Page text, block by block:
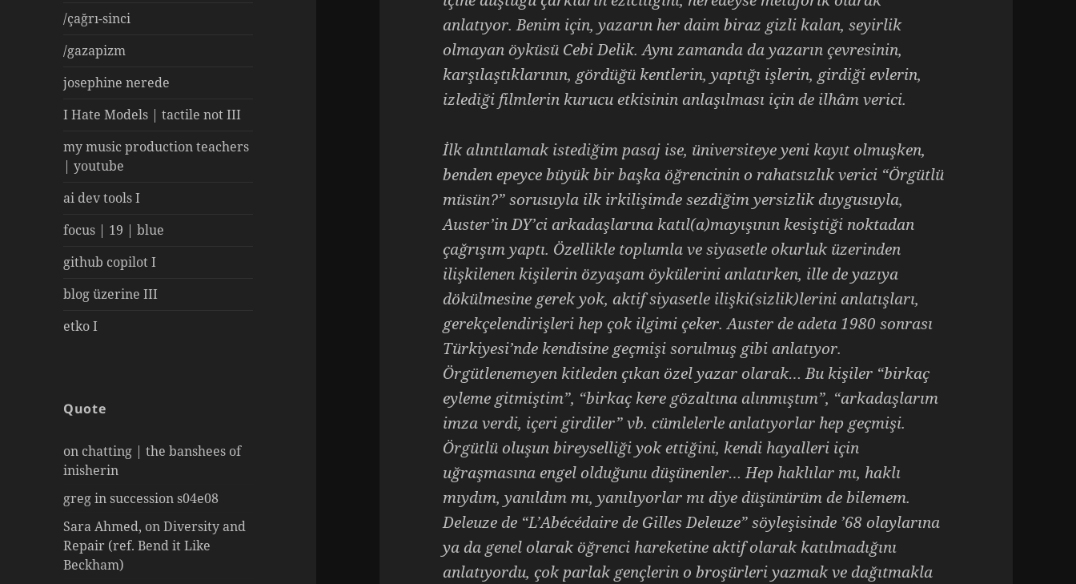
/çağrı-sinci
/gazapizm
josephine nerede
I Hate Models | tactile not III
my music production teachers
| youtube
ai dev tools I
focus | 19 | blue
github copilot I
blog üzerine III
etko I
Quote
on chatting | the banshees of
inisherin
greg in succession s04e08
Sara Ahmed, on Diversity and
Repair (ref. Bend it Like
Beckham)
anlatıyor. Benim için, yazarın her daim biraz gizli kalan, seyirlik
olmayan öyküsü Cebi Delik. Aynı zamanda da yazarın çevresinin,
karşılaştıklarının, gördüğü kentlerin, yaptığı işlerin, girdiği evlerin,
izlediği filmlerin kurucu etkisinin anlaşılması için de ilhâm verici.
İlk alıntılamak istediğim pasaj ise, üniversiteye yeni kayıt olmuşken,
benden epeyce büyük bir başka öğrencinin o rahatsızlık verici “Örgütlü
müsün?” sorusuyla ilk irkilişimde sezdiğim yersizlik duygusuyla,
Auster’in DY’ci arkadaşlarına katıl(a)mayışının kesiştiği noktadan
çağrışım yaptı. Özellikle toplumla ve siyasetle okurluk üzerinden
ilişkilenen kişilerin özyaşam öykülerini anlatırken, ille de yazıya
dökülmesine gerek yok, aktif siyasetle ilişki(sizlik)lerini anlatışları,
gerekçelendirişleri hep çok ilgimi çeker. Auster de adeta 1980 sonrası
Türkiyesi’nde kendisine geçmişi sorulmuş gibi anlatıyor.
Örgütlenemeyen kitleden çıkan özel yazar olarak… Bu kişiler “birkaç
eyleme gitmiştim”, “birkaç kere gözaltına alınmıştım”, “arkadaşlarım
imza verdi, içeri girdiler” vb. cümlelerle anlatıyorlar hep geçmişi.
Örgütlü oluşun bireyselliği yok ettiğini, kendi hayalleri için
uğraşmasına engel olduğunu düşünenler… Hep haklılar mı, haklı
mıydım, yanıldım mı, yanılıyorlar mı diye düşünürüm de bilemem.
Deleuze de “L’Abécédaire de Gilles Deleuze” söyleşisinde ’68 olaylarına
ya da genel olarak öğrenci hareketine aktif olarak katılmadığını
anlatıyordu, çok parlak gençlerin o broşürleri yazmak ve dağıtmakla